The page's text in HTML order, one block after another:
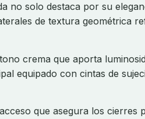
no solo destaca por su
de textura geométrica
crema que aporta
equipado con cintas de
que asegura los cierres